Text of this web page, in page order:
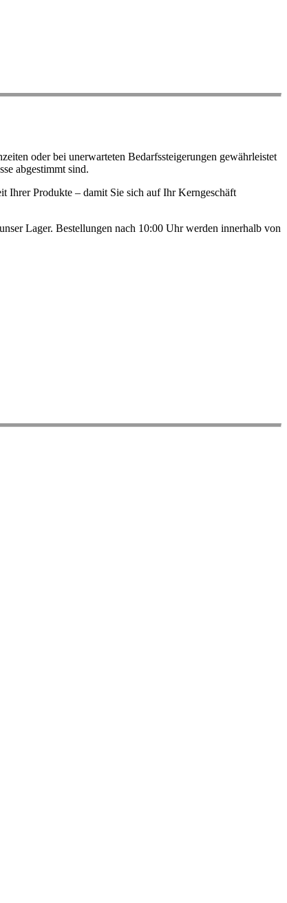
oder bei unerwarteten Bedarfssteigerungen gewährleistet
abgestimmt sind.
Ihrer Produkte – damit Sie sich auf Ihr Kerngeschäft
Lager. Bestellungen nach 10:00 Uhr werden innerhalb von